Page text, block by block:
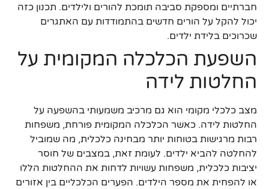
חברתיים ומספקת סביבה תומכת להורים ולילדים. תכנון כזה
יכול להקל על הורים חדשים בהתמודדות עם האתגרים
שכרוכים בלידת ילדים.
השפעת הכלכלה המקומית על
החלטות לידה
מצב כלכלי מקומי הוא גם מרכיב משמעותי בהשפעה על
החלטות לידה. כאשר הכלכלה המקומית פורחת, משפחות
רבות מרגישות בטוחות יותר מבחינה כלכלית, מה שמוביל
להחלטה להביא ילדים. לעומת זאת, במצבים של חוסר
יציבות כלכלית, משפחות עשויות לדחות את ההחלטות הללו
או להפחית את מספר הילדים. הפערים הכלכליים בין אזורים